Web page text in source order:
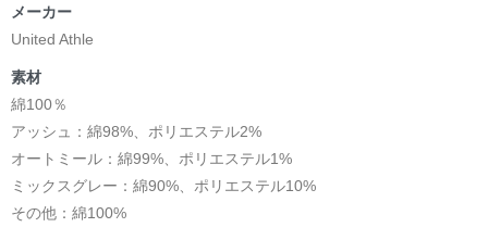
メーカー
United Athle
素材
綿100％
アッシュ：綿98%、ポリエステル2%
オートミール：綿99%、ポリエステル1%
ミックスグレー：綿90%、ポリエステル10%
その他：綿100%